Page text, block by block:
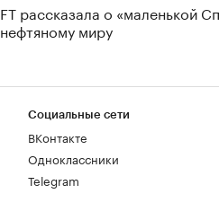
FT рассказала о «маленькой
нефтяному миру
Социальные сети
ВКонтакте
Одноклассники
Telegram